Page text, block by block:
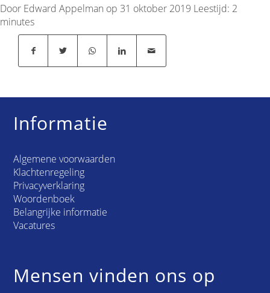
Door Edward Appelman op 31 oktober 2019 Leestijd: 2
minutes
Informatie
Algemene voorwaarden
Klachtenregeling
Privacyverklaring
Woordenboek
Belangrijke informatie
Vacatures
Mensen vinden ons op